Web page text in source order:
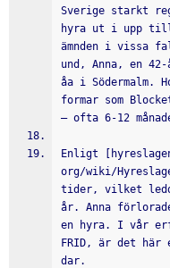
Sverige starkt
hyra ut i upp
ämnden i vissa
und, Anna, en
åa i
formar som
– ofta 6-12
Enligt
org/wiki/
tider, vilket
år. Anna
en hyra. I vår
FRID, är det här
dar.